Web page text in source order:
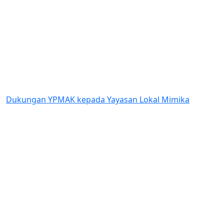
YPMAK kepada Yayasan Lokal Mimika PKS